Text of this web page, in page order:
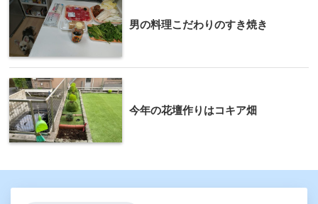
男の料理こだわりのすき焼き
今年の花壇作りはコキア畑